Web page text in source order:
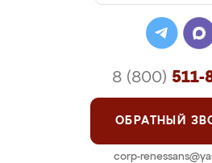
8 (800) 511-
ОБРАТНЫЙ
corp-